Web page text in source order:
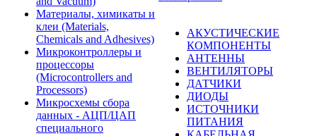
Материалы, химикаты и
клеи (Materials,
Chemicals and Adhesives)
Микроконтроллеры и
процессоры
(Microcontrollers and
Processors)
Микросхемы сбора
данных - АЦП/ЦАП
специального
АКУСТИЧЕСКИЕ
КОМПОНЕНТЫ
АНТЕННЫ
ВЕНТИЛЯТОРЫ
ДАТЧИКИ
ДИОДЫ
ИСТОЧНИКИ
ПИТАНИЯ